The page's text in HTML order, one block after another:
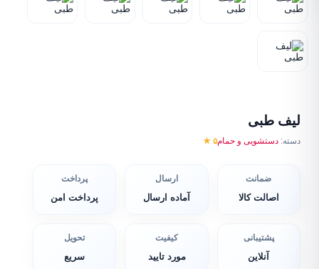
لیف طبی
دسته: دستشویی و حمام۵ ★
ضمانت
اصالت کالا
ارسال
آماده ارسال
پرداخت
پرداخت امن
پشتیبانی
آنلاین
کیفیت
مورد تایید
تحویل
سریع